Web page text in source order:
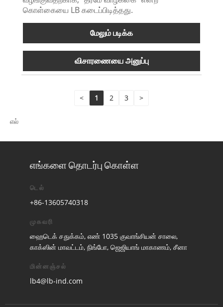
கொள்கையை LB கடைப்பிடித்தது.
மேலும் படிக்க
விசாரணையை அனுப்பு
< 1 2 3 >
எல்
எங்களை தொடர்பு கொள்ள
டெல்
+86-13605740318
முகவரி
ஹைடெக் சதுக்கம், எண் 1035 குவாங்சியன் சாலை,
காக்ஸின் மாவட்டம், நிங்போ, ஜெஜியாங் மாகாணம், சீனா
மின்னஞ்சல்
lb4@lb-ind.com